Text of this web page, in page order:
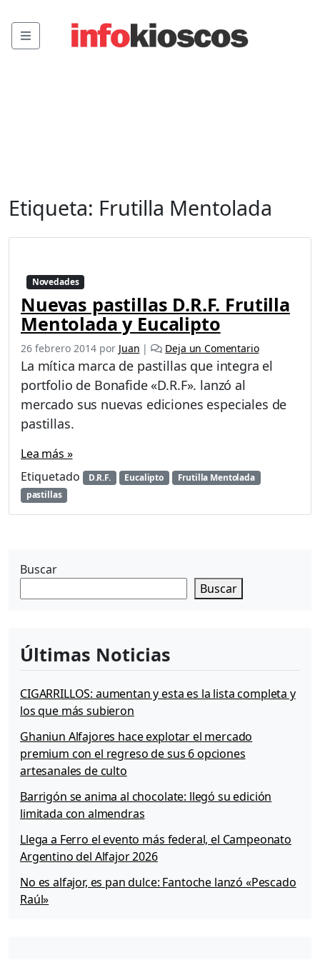
Menu
Etiqueta: Frutilla Mentolada
Novedades
Nuevas pastillas D.R.F. Frutilla
Mentolada y Eucalipto
26 febrero 2014 por Juan | Deja un Comentario
La mítica marca de pastillas que integra el
portfolio de Bonafide «D.R.F». lanzó al
mercado sus nuevas ediciones especiales de
pastillas.
Lea más »
Etiquetado
D.R.F. Eucalipto
Frutilla Mentolada
pastillas
Buscar
Buscar
Últimas Noticias
CIGARRILLOS: aumentan y esta es la lista completa y
los que más subieron
Ghaniun Alfajores hace explotar el mercado
premium con el regreso de sus 6 opciones
artesanales de culto
Barrigón se anima al chocolate: llegó su edición
limitada con almendras
Llega a Ferro el evento más federal, el Campeonato
Argentino del Alfajor 2026
No es alfajor, es pan dulce: Fantoche lanzó «Pescado
Raúl»